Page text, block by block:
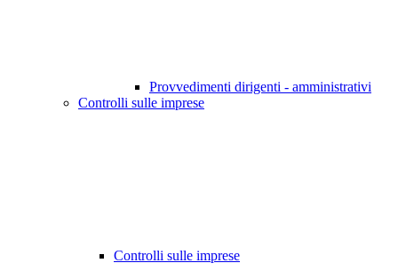
Provvedimenti dirigenti - amministrativi
Controlli sulle imprese
Controlli sulle imprese